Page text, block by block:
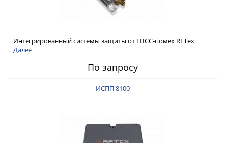
Интегрированный системы защиты от ГНСС-помех RFТех
ИСПП 8200
Далее
По запросу
ИСПП 8100